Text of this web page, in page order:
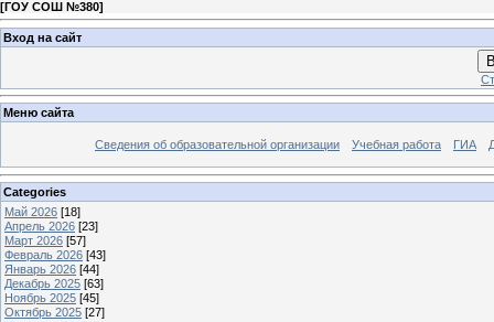
[ГОУ СОШ №380]
Вход на сайт
Меню сайта
Сведения об образовательной организации Учебная работа ГИА
Categories
Май 2026 [18]
Апрель 2026 [23]
Март 2026 [57]
Февраль 2026 [43]
Январь 2026 [44]
Декабрь 2025 [63]
Ноябрь 2025 [45]
Октябрь 2025 [27]